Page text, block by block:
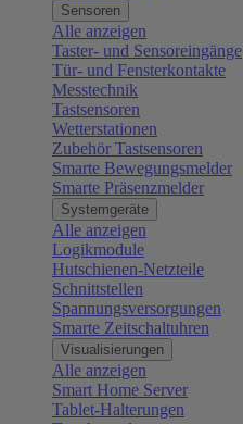
Sensoren
Alle anzeigen
Taster- und Sensoreingänge
Tür- und Fensterkontakte
Messtechnik
Tastsensoren
Wetterstationen
Zubehör Tastsensoren
Smarte Bewegungsmelder
Smarte Präsenzmelder
Systemgeräte
Alle anzeigen
Logikmodule
Hutschienen-Netzteile
Schnittstellen
Spannungsversorgungen
Smarte Zeitschaltuhren
Visualisierungen
Alle anzeigen
Smart Home Server
Tablet-Halterungen